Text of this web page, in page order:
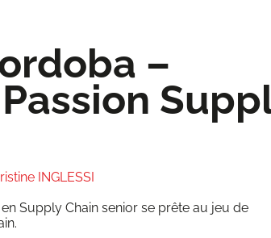
–
INGLESSI
Sup­ply Chain senior se prête au jeu de